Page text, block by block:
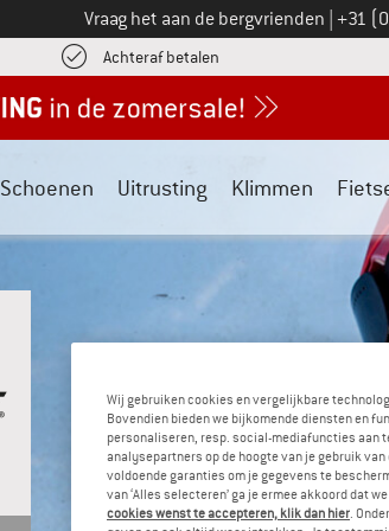
Vraag het aan de bergvrienden Bel
+31
Achteraf betalen vind de
Schoenen Uitrusting Klimmen
Wij gebruiken cookies en vergelijkbare
Bovendien bieden we bijkomende diensten en
personaliseren, resp. social-mediafuncties aan
analysepartners op de hoogte van je gebruik
voldoende garanties om je gegevens te
van ‘Alles selecteren’ ga je ermee akkoord dat
cookies wenst te accepteren, klik dan hier .